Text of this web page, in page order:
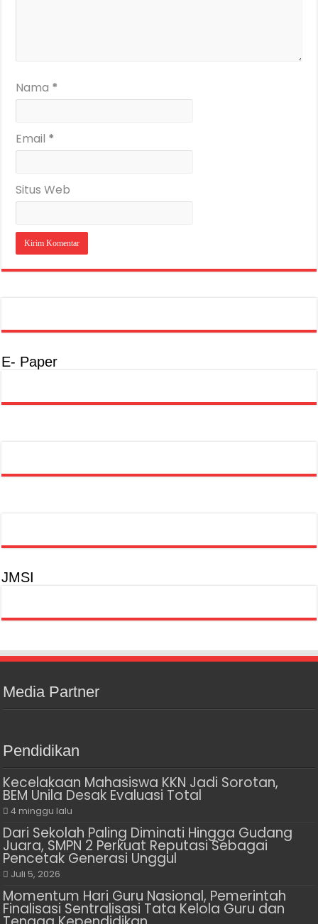
Nama *
Email *
Situs Web
E- Paper
JMSI
Media Partner
Pendidikan
Kecelakaan Mahasiswa KKN Jadi Sorotan,
BEM Unila Desak Evaluasi Total
4 minggu lalu
Dari Sekolah Paling Diminati Hingga Gudang
Juara, SMPN 2 Perkuat Reputasi Sebagai
Pencetak Generasi Unggul
Juli 5, 2026
Momentum Hari Guru Nasional, Pemerintah
Finalisasi Sentralisasi Tata Kelola Guru dan